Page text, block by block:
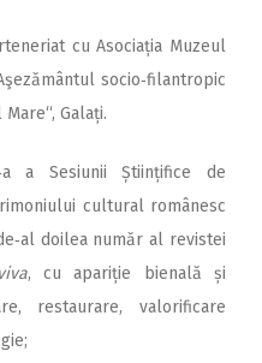
cu Asociația Muzeul
socio‑filantropic
Galați.
a Sesiunii Științifice de
cultural românesc
doilea număr al revistei
, cu apariție bienală și
restaurare, valorificare